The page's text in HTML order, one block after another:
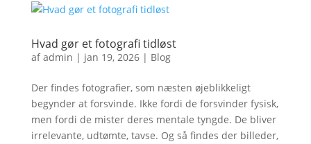
Hvad gør et fotografi tidløst
afadmin | jan 19, 2026| Blog
Der findes fotografier, som næsten øjeblikkeligt
begynder at forsvinde. Ikke fordi de forsvinder fysisk,
men fordi de mister deres mentale tyngde. De bliver
irrelevante, udtømte, tavse. Og så findes der billeder,